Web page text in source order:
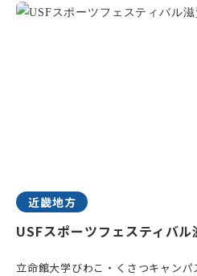
近畿地方
USFスポーツフェスティバル
立命館大学びわこ・くさつキャン